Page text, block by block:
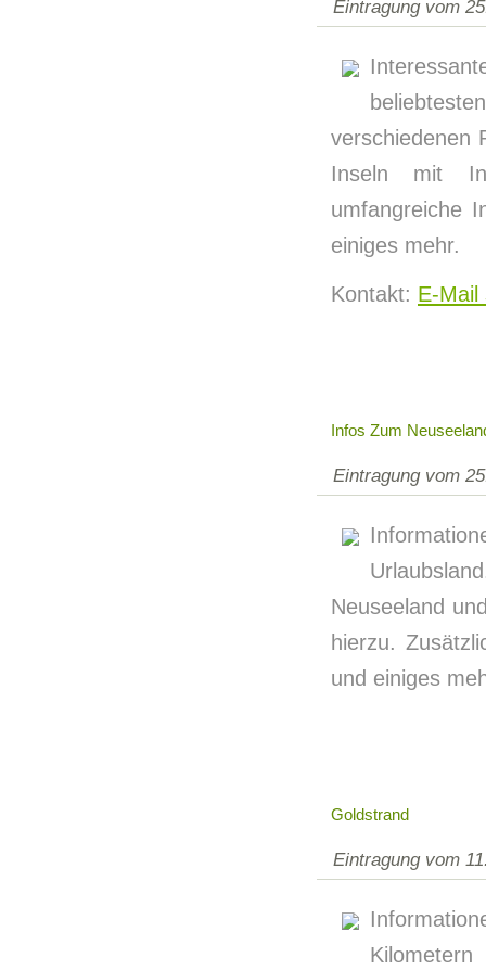
Eintragung vom
verschiedenen
Inseln mit
umfangreiche
einiges mehr.
Kontakt: E-Mail
Infos Zum
Eintragung vom
Neuseeland
hierzu.
und einiges
Goldstrand
Eintragung vom